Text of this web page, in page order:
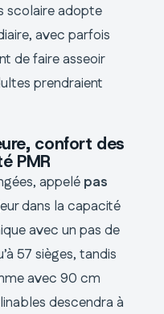
scolaire adopte
avec parfois
de faire asseoir
prendraient
confort des
PMR
appelé pas
dans la capacité
avec un pas de
57 sièges, tandis
avec 90 cm
descendra à